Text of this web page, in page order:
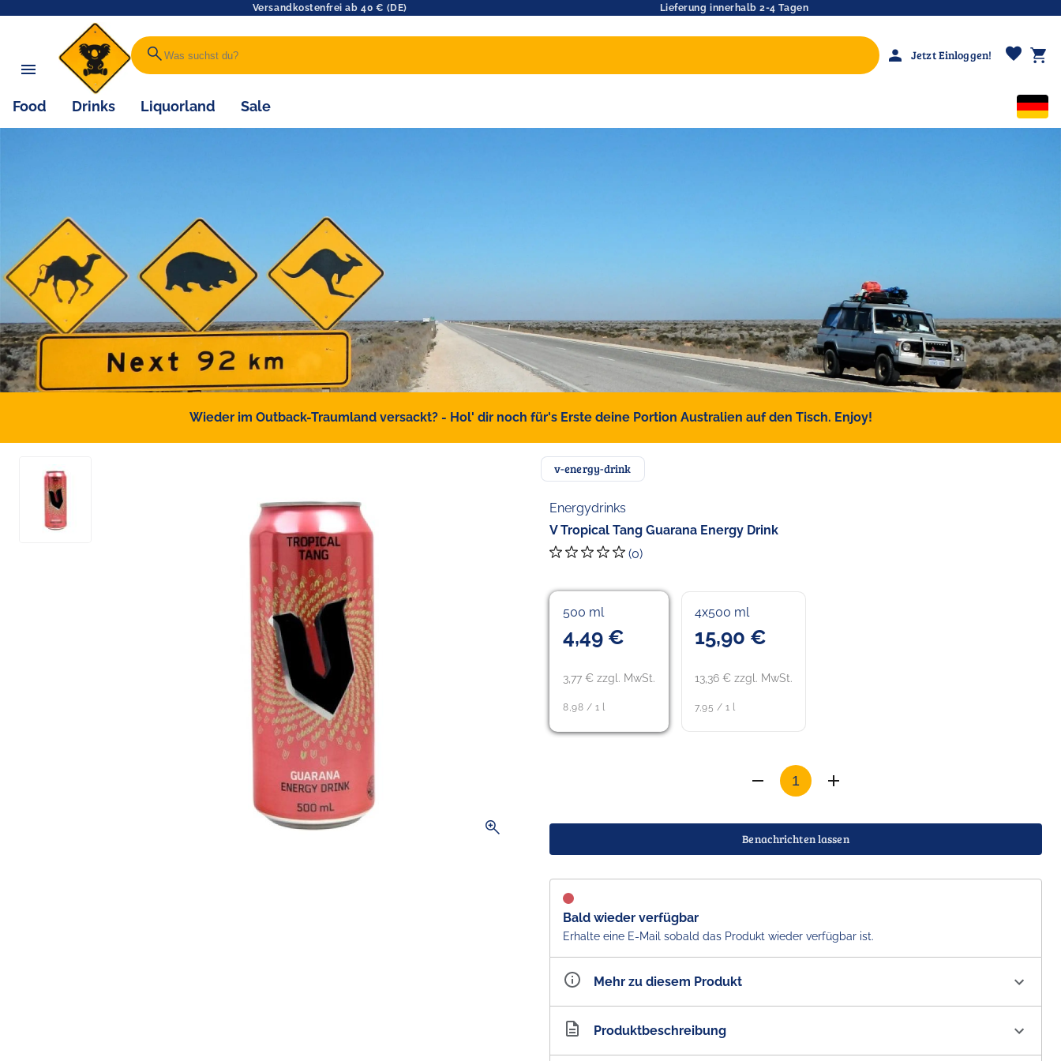
Versandkostenfrei ab 40 € (DE) Lieferung innerhalb 2-4 Tagen
search person Jetzt Einloggen! favorite shopping_cart
Food Drinks Liquorland Sale
Wieder im Outback-Traumland versackt? - Hol' dir noch für's Erste deine Portion Australien auf den Tisch. Enjoy!
zoom_in
v-energy-drink
Energydrinks
V Tropical Tang Guarana Energy Drink
(0)
500 ml
4,49 €
3,77 € zzgl. MwSt.
8,98 / 1 l
4x500 ml
15,90 €
13,36 € zzgl. MwSt.
7,95 / 1 l
Benachrichten lassen
Bald wieder verfügbar
Erhalte eine E-Mail sobald das Produkt wieder verfügbar ist.
Mehr zu diesem Produkt
Artikelnummer AU101290
Produktbeschreibung